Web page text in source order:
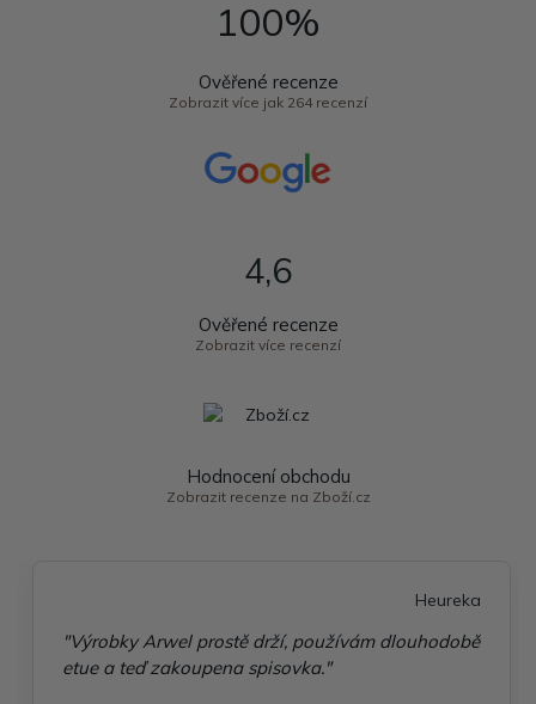
100%
Ověřené recenze
Zobrazit více jak 264 recenzí
4,6
Ověřené recenze
Zobrazit více recenzí
Hodnocení obchodu
Zobrazit recenze na Zboží.cz
Heureka
"Výrobky Arwel prostě drží, používám dlouhodobě
etue a teď zakoupena spisovka."